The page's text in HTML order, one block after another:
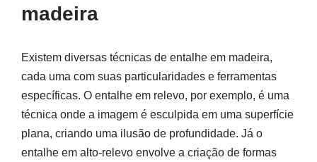
madeira
Existem diversas técnicas de entalhe em madeira,
cada uma com suas particularidades e ferramentas
específicas. O entalhe em relevo, por exemplo, é uma
técnica onde a imagem é esculpida em uma superfície
plana, criando uma ilusão de profundidade. Já o
entalhe em alto-relevo envolve a criação de formas